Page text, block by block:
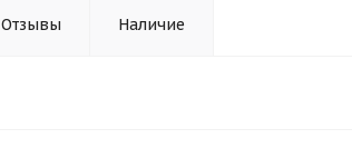
Отзывы Наличие